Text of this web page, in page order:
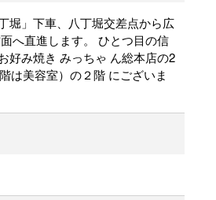
堀」下車、八丁堀交差点から広
へ直進します。 ひとつ目の信
好み焼き みっちゃ ん総本店の2
は美容室）の２階 にございま